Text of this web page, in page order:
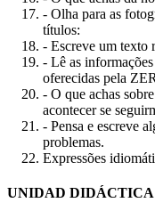
- Olha para as
títulos:
- Escreve um texto
- Lê as
oferecidas pela
- O que achas
acontecer se
- Pensa e escreve
problemas.
Expressões
UNIDAD DIDÁCTICA